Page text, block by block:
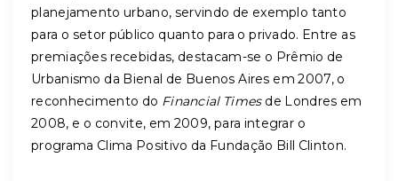
planejamento urbano, servindo de exemplo tanto
para o setor público quanto para o privado. Entre as
premiações recebidas, destacam-se o Prêmio de
Urbanismo da Bienal de Buenos Aires em 2007, o
reconhecimento do Financial Timesde Londres em
2008, e o convite, em 2009, para integrar o
programa Clima Positivo da Fundação Bill Clinton.